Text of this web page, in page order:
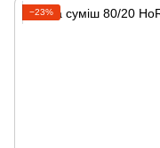
−23%